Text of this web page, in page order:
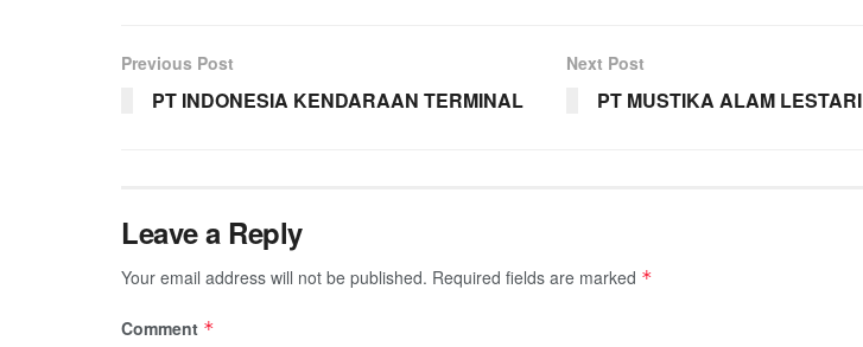
Previous Post
PT INDONESIA KENDARAAN TERMINAL
Next Post
PT MUSTIKA ALAM LESTARI
Leave a Reply
Your email address will not be published. Required fields are marked *
Comment *